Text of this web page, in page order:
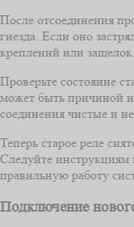
После отсоединения
гнезда. Если оно
креплений или защелок.
Проверьте состояние
может быть причиной
соединения чистые и
Теперь старое реле
Следуйте инструкциям
правильную работу
Подключение